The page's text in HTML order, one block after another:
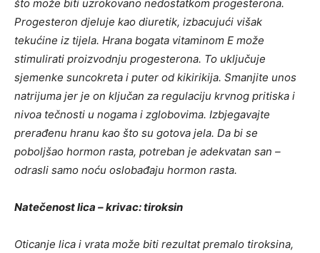
što može biti uzrokovano nedostatkom progesterona.
Progesteron djeluje kao diuretik, izbacujući višak
tekućine iz tijela. Hrana bogata vitaminom E može
stimulirati proizvodnju progesterona. To uključuje
sjemenke suncokreta i puter od kikirikija. Smanjite unos
natrijuma jer je on ključan za regulaciju krvnog pritiska i
nivoa tečnosti u nogama i zglobovima. Izbjegavajte
prerađenu hranu kao što su gotova jela. Da bi se
poboljšao hormon rasta, potreban je adekvatan san –
odrasli samo noću oslobađaju hormon rasta.
Natečenost lica – krivac: tiroksin
Oticanje lica i vrata može biti rezultat premalo tiroksina,